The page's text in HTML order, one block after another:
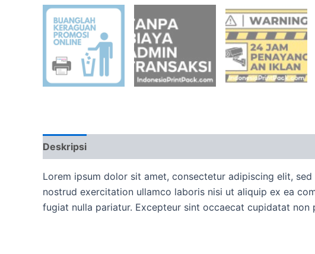
Deskripsi
Lorem ipsum dolor sit amet, consectetur adipiscing elit,
nostrud exercitation ullamco laboris nisi ut aliquip ex ea
fugiat nulla pariatur. Excepteur sint occaecat cupidatat